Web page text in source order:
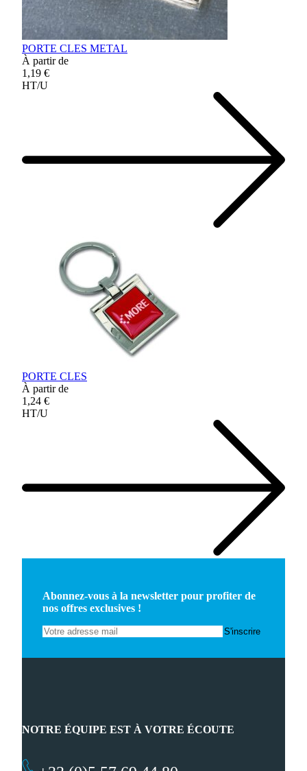
PORTE CLES METAL
À partir de
1,19 €
HT/U
PORTE CLES
À partir de
1,24 €
HT/U
Abonnez-vous à la newsletter pour profiter de
nos offres exclusives !
NOTRE ÉQUIPE EST À VOTRE ÉCOUTE